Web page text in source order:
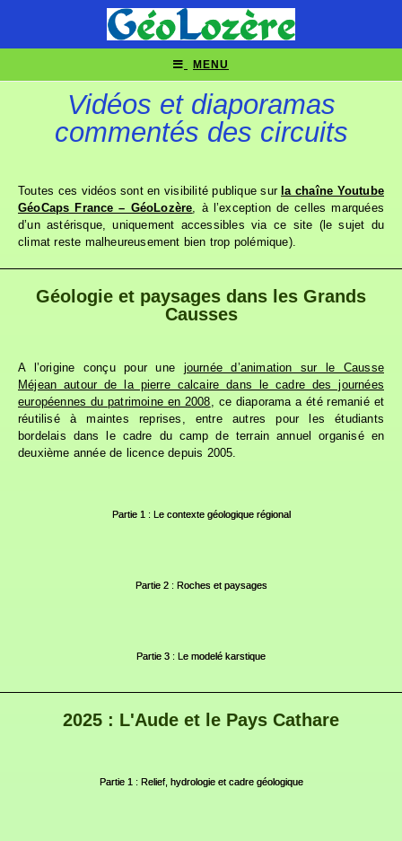
MENU
Vidéos et diaporamas
commentés des circuits
Toutes ces vidéos sont en visibilité publique sur la chaîne Youtube
GéoCaps France – GéoLozère, à l’exception de celles marquées
d’un astérisque, uniquement accessibles via ce site (le sujet du
climat reste malheureusement bien trop polémique).
Géologie et paysages dans les Grands
Causses
A l’origine conçu pour une journée d’animation sur le Causse
Méjean autour de la pierre calcaire dans le cadre des journées
européennes du patrimoine en 2008, ce diaporama a été remanié et
réutilisé à maintes reprises, entre autres pour les étudiants
bordelais dans le cadre du camp de terrain annuel organisé en
deuxième année de licence depuis 2005.
Partie 1 : Le contexte géologique régional
Partie 2 : Roches et paysages
Partie 3 : Le modelé karstique
2025 : L'Aude et le Pays Cathare
Partie 1 : Relief, hydrologie et cadre géologique